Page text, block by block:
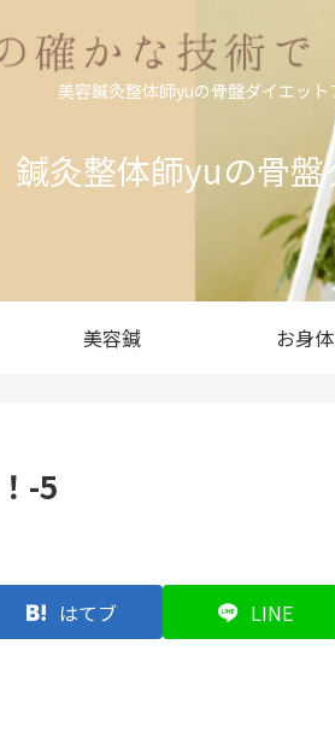
美容鍼灸整体師yuの骨盤ダイエット
鍼灸整体師yuの骨
美容鍼 お身
-5
はてブ LINE